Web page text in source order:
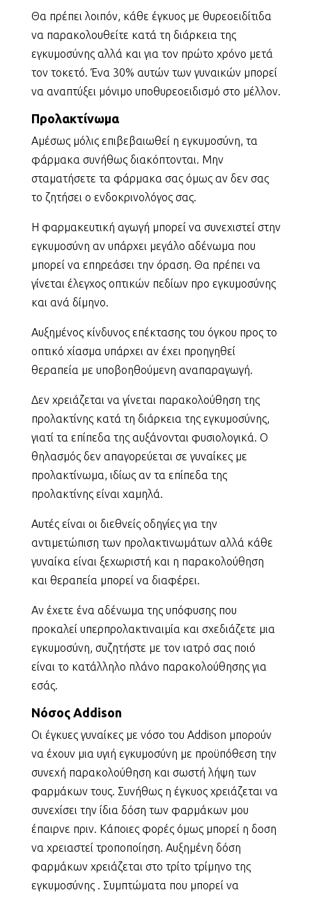
Θα πρέπει λοιπόν, κάθε έγκυος με θυρεοειδίτιδα
να παρακολουθείτε κατά τη διάρκεια της
εγκυμοσύνης αλλά και για τον πρώτο χρόνο μετά
τον τοκετό. Ένα 30% αυτών των γυναικών μπορεί
να αναπτύξει μόνιμο υποθυρεοειδισμό στο μέλλον.
Προλακτίνωμα
Αμέσως μόλις επιβεβαιωθεί η εγκυμοσύνη, τα
φάρμακα συνήθως διακόπτονται. Μην
σταματήσετε τα φάρμακα σας όμως αν δεν σας
το ζητήσει ο ενδοκρινολόγος σας.
Η φαρμακευτική αγωγή μπορεί να συνεχιστεί στην
εγκυμοσύνη αν υπάρχει μεγάλο αδένωμα που
μπορεί να επηρεάσει την όραση. Θα πρέπει να
γίνεται έλεγχος οπτικών πεδίων προ εγκυμοσύνης
και ανά δίμηνο.
Αυξημένος κίνδυνος επέκτασης του όγκου προς το
οπτικό χίασμα υπάρχει αν έχει προηγηθεί
θεραπεία με υποβοηθούμενη αναπαραγωγή.
Δεν χρειάζεται να γίνεται παρακολούθηση της
προλακτίνης κατά τη διάρκεια της εγκυμοσύνης,
γιατί τα επίπεδα της αυξάνονται φυσιολογικά. Ο
θηλασμός δεν απαγορεύεται σε γυναίκες με
προλακτίνωμα, ιδίως αν τα επίπεδα της
προλακτίνης είναι χαμηλά.
Αυτές είναι οι διεθνείς οδηγίες για την
αντιμετώπιση των προλακτινωμάτων αλλά κάθε
γυναίκα είναι ξεχωριστή και η παρακολούθηση
και θεραπεία μπορεί να διαφέρει.
Αν έχετε ένα αδένωμα της υπόφυσης που
προκαλεί υπερπρολακτιναιμία και σχεδιάζετε μια
εγκυμοσύνη, συζητήστε με τον ιατρό σας ποιό
είναι το κατάλληλο πλάνο παρακολούθησης για
εσάς.
Νόσος Αddison
Οι έγκυες γυναίκες με νόσο του Addison μπορούν
να έχουν μια υγιή εγκυμοσύνη με προϋπόθεση την
συνεχή παρακολούθηση και σωστή λήψη των
φαρμάκων τους. Συνήθως η έγκυος χρειάζεται να
συνεχίσει την ίδια δόση των φαρμάκων μου
έπαιρνε πριν. Κάποιες φορές όμως μπορεί η δοση
να χρειαστεί τροποποίηση. Αυξημένη δόση
φαρμάκων χρειάζεται στο τρίτο τρίμηνο της
εγκυμοσύνης . Συμπτώματα που μπορεί να